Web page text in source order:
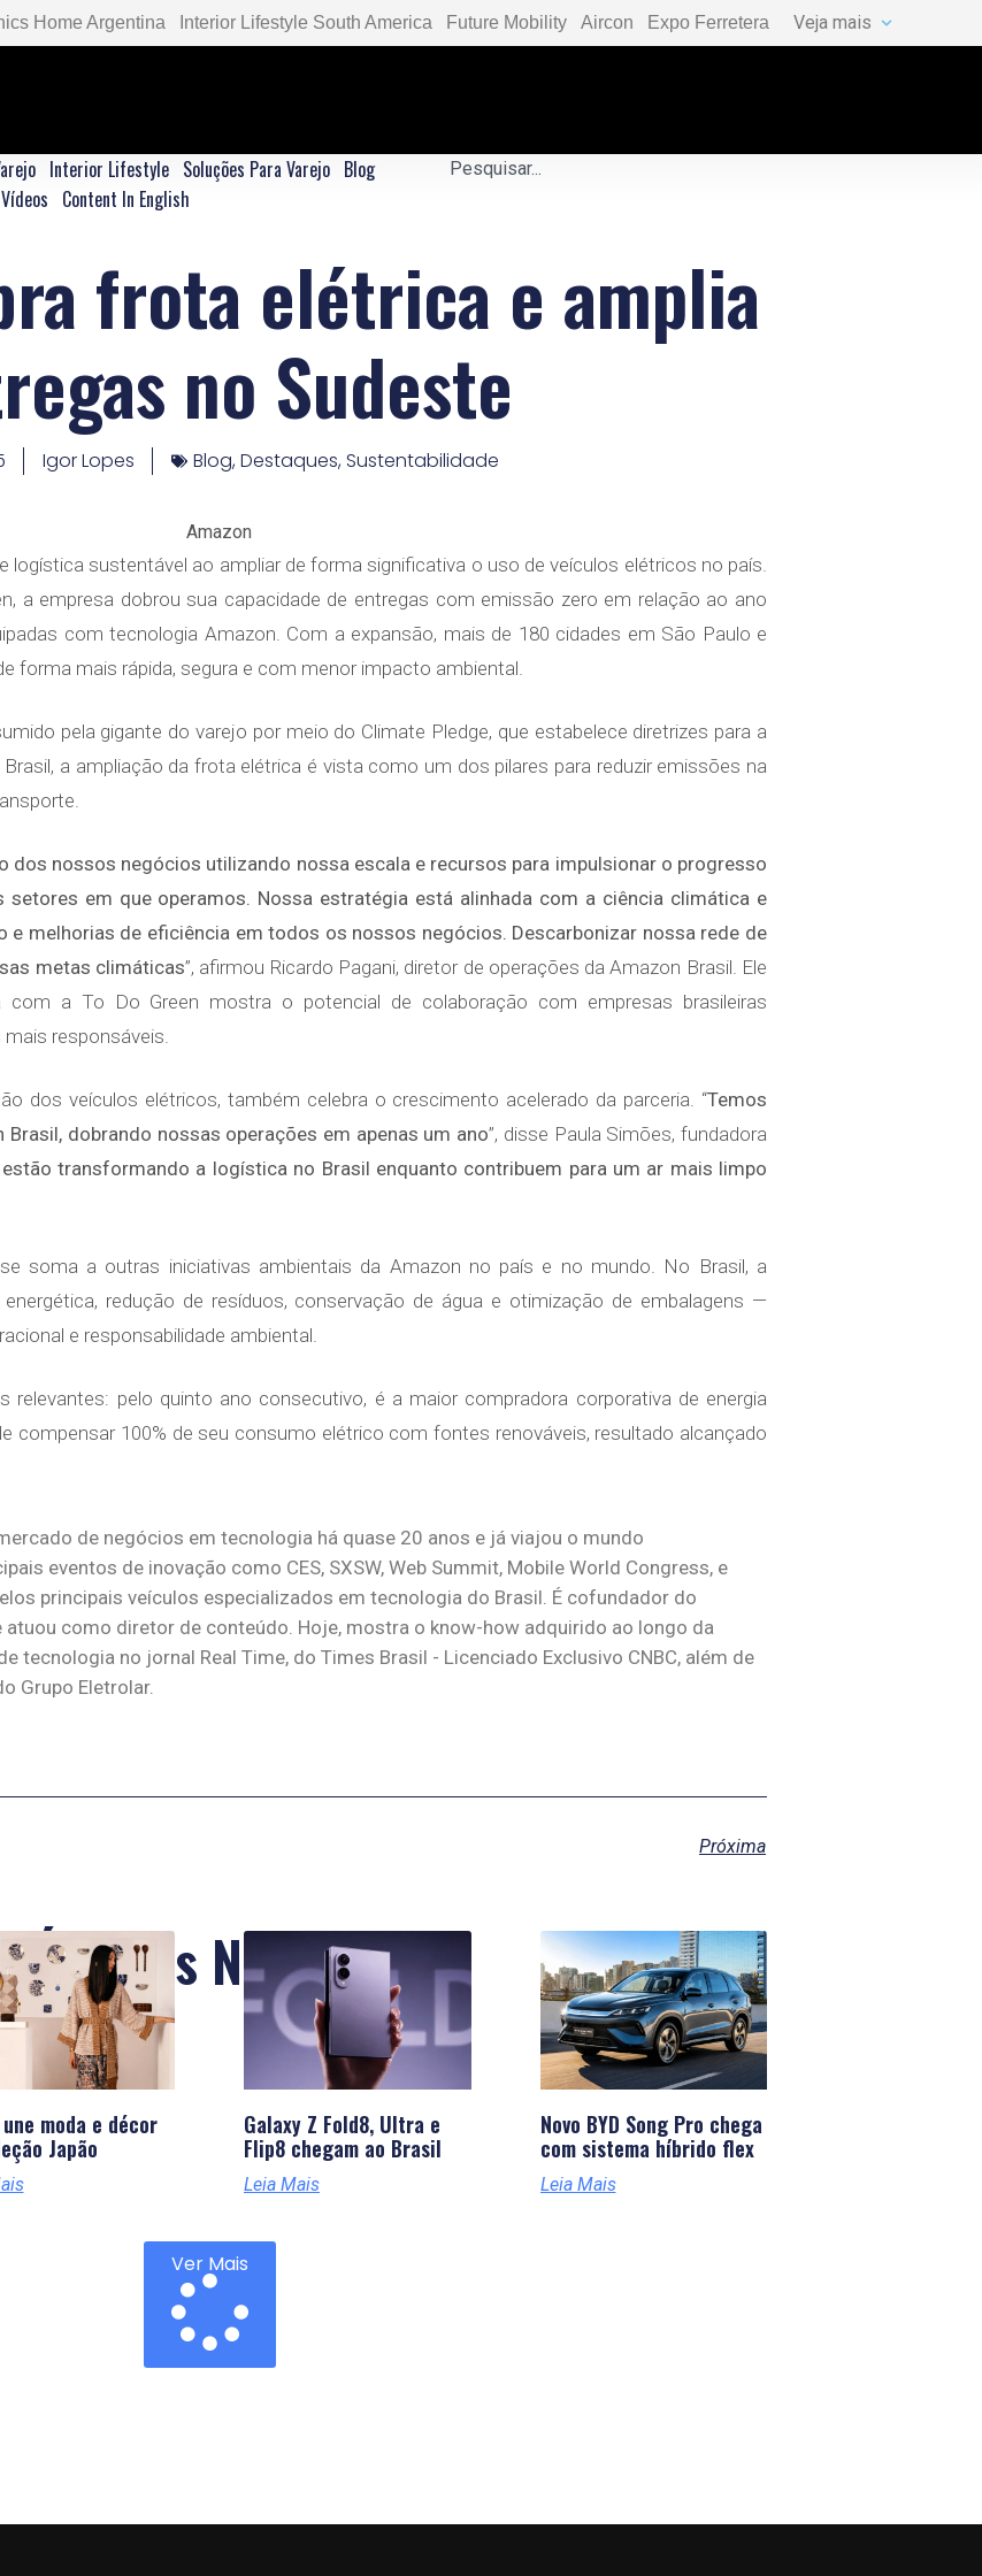
Home Argentina Interior Lifestyle South America Future Mobility Aircon Expo Ferretera Veja mais
Interior Lifestyle Soluções Para Varejo Blog
Vídeos Content In English
frota elétrica e amplia
no Sudeste
Igor Lopes Blog,Destaques,Sustentabilidade
logística sustentável ao ampliar de forma significativa o uso de veículos elétricos no país.
a empresa dobrou sua capacidade de entregas com emissão zero em relação ao ano
com tecnologia Amazon. Com a expansão, mais de 180 cidades em São Paulo e
forma mais rápida, segura e com menor impacto ambiental.
pela gigante do varejo por meio do Climate Pledge, que estabelece diretrizes para a
a ampliação da frota elétrica é vista como um dos pilares para reduzir emissões na
dos nossos negócios utilizando nossa escala e recursos para impulsionar o progresso
em que operamos. Nossa estratégia está alinhada com a ciência climática e
e melhorias de eficiência em todos os nossos negócios. Descarbonizar nossa rede de
metas climáticas”, afirmou Ricardo Pagani, diretor de operações da Amazon Brasil. Ele
com a To Do Green mostra o potencial de colaboração com empresas brasileiras
responsáveis.
dos veículos elétricos, também celebra o crescimento acelerado da parceria. “Temos
dobrando nossas operações em apenas um ano”, disse Paula Simões, fundadora
transformando a logística no Brasil enquanto contribuem para um ar mais limpo
soma a outras iniciativas ambientais da Amazon no país e no mundo. No Brasil, a
redução de resíduos, conservação de água e otimização de embalagens —
e responsabilidade ambiental.
relevantes: pelo quinto ano consecutivo, é a maior compradora corporativa de energia
compensar 100% de seu consumo elétrico com fontes renováveis, resultado alcançado
de negócios em tecnologia há quase 20 anos e já viajou o mundo
eventos de inovação como CES, SXSW, Web Summit, Mobile World Congress, e
principais veículos especializados em tecnologia do Brasil. É cofundador do
atuou como diretor de conteúdo. Hoje, mostra o know-how adquirido ao longo da
tecnologia no jornal Real Time, do Times Brasil - Licenciado Exclusivo CNBC, além de
Grupo Eletrolar.
Próxima
Últimas Notícias
une moda e décor
Japão
Galaxy Z Fold8, Ultra e
Flip8 chegam ao Brasil
Leia Mais
Novo BYD Song Pro chega
com sistema híbrido flex
Leia Mais
Ver Mais